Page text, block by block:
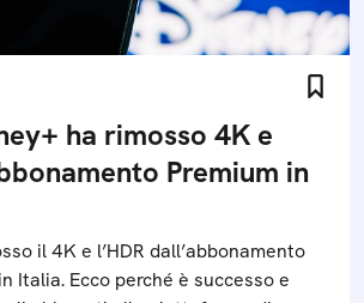
ha rimosso 4K e
Premium in
il 4K e l’HDR dall’abbonamento
Italia. Ecco perché è successo e